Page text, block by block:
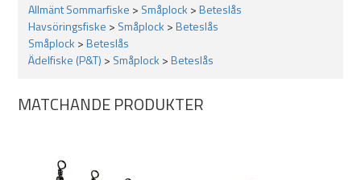
Allmänt Sommarfiske > Småplock >Beteslås
Havsöringsfiske > Småplock >Beteslås
Småplock >Beteslås
Ädelfiske (P&T) > Småplock >Beteslås
MATCHANDE PRODUKTER